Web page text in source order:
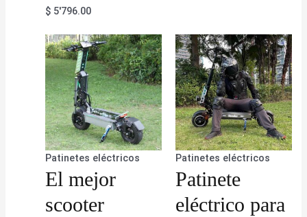
$ 5'796.00
Patinetes eléctricos
El mejor
scooter
Patinetes eléctricos
Patinete
eléctrico para